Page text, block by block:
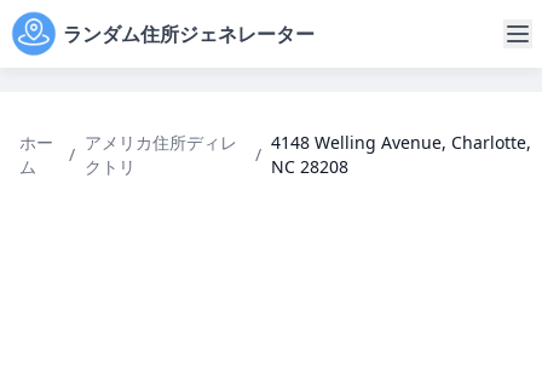
ランダム住所ジェネレーター
ホー
ム
/
アメリカ住所ディレ
クトリ
/
4148 Welling Avenue, Charlotte,
NC 28208